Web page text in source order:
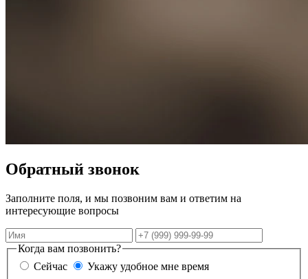
Обратный звонок
Заполните поля, и мы позвоним вам и ответим на
интересующие вопросы
Имя
Телефон
Когда вам позвонить?
Сейчас
Укажу удобное мне время